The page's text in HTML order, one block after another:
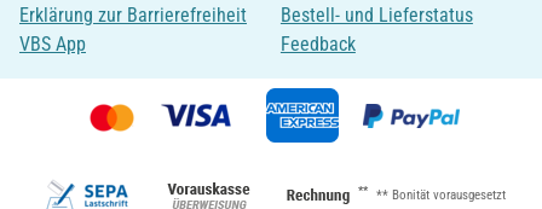
Erklärung zur Barrierefreiheit
VBS App
Bestell- und Lieferstatus
Feedback
** ** Bonität vorausgesetzt